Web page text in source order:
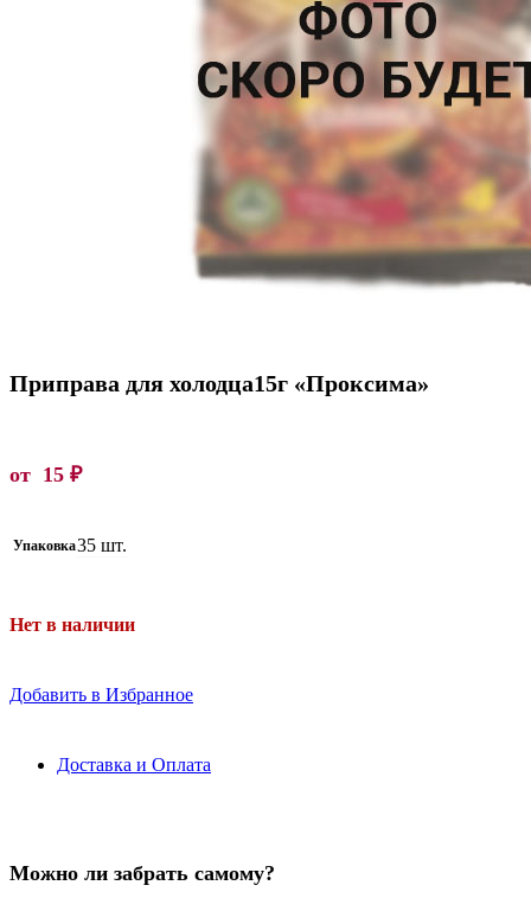
Приправа для холодца15г «Проксима»
от 15 ₽
Упаковка35 шт.
Нет в наличии
Добавить в Избранное
Доставка и Оплата
Можно ли забрать самому?